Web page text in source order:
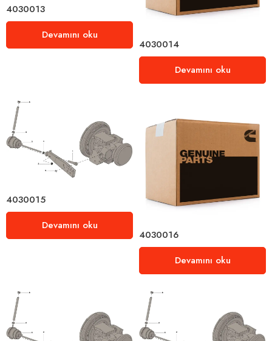
4030013
Devamını oku
4030014
Devamını oku
4030015
Devamını oku
4030016
Devamını oku